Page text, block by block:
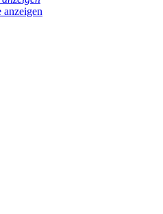
anzeigen